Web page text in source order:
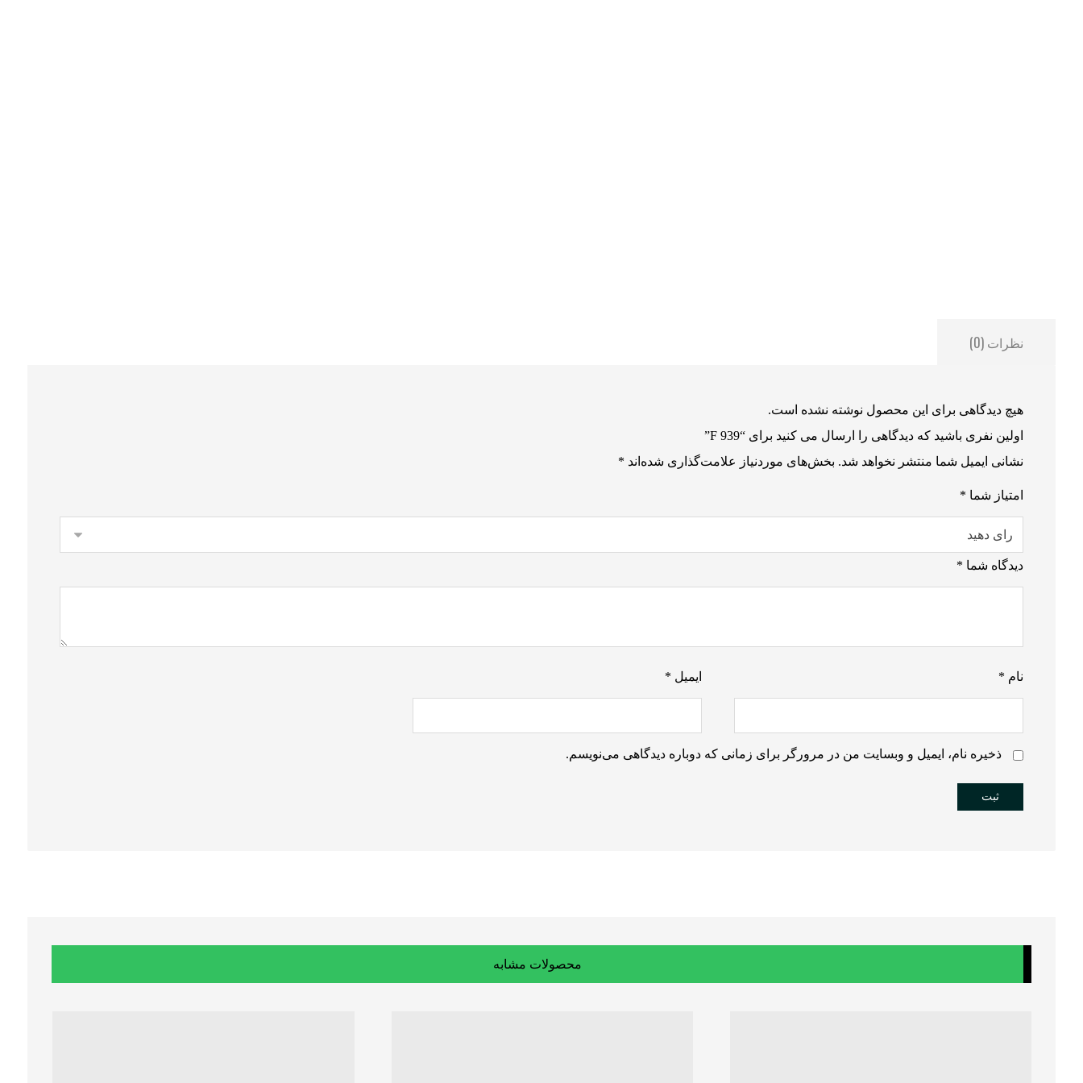
نظرات (0)
هیچ دیدگاهی برای این محصول نوشته نشده است.
اولین نفری باشید که دیدگاهی را ارسال می کنید برای “F 939”
نشانی ایمیل شما منتشر نخواهد شد. بخش‌های موردنیاز علامت‌گذاری شده‌اند *
امتیاز شما *
دیدگاه شما *
نام * ایمیل *
ذخیره نام، ایمیل و وبسایت من در مرورگر برای زمانی که دوباره دیدگاهی می‌نویسم.
محصولات مشابه